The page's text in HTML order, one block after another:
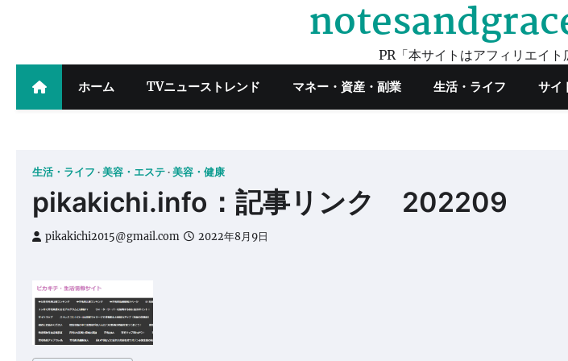
PR「本サイトはアフィリエイト
ホーム TVニューストレンド マネー・資産・副業 生活・ライフ サイ
生活・ライフ 美容・エステ 美容・健康
pikakichi.info：記事リンク 202209
pikakichi2015@gmail.com 2022年8月9日